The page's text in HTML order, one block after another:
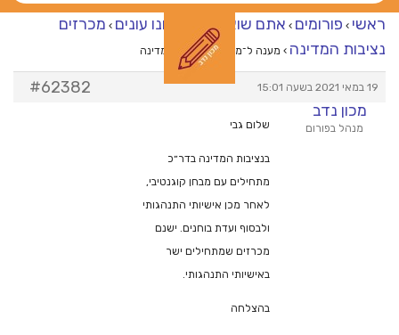
ראשי › פורומים › אתם שואלים – אנחנו עונים › מכרזים
נציבות המדינה › מענה ל־מכרזים נציבות המדינה
19 במאי 2021 בשעה 15:01
#62382
מכון נדב
מנהל בפורום שלום גבי
בנציבות המדינה בדר״כ
מתחילים עם מבחן קוגנטיבי,
לאחר מכן אישיותי התנהגותי
ולבסוף ועדת בוחנים. ישנם
מכרזים שמתחילים ישר
באישיותי התנהגותי.
בהצלחה